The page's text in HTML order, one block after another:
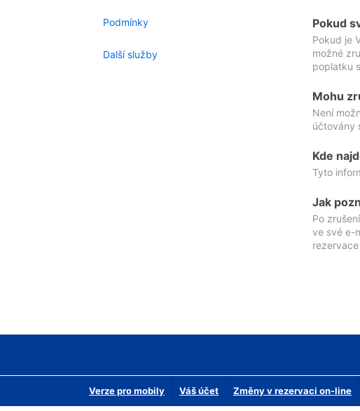
Podmínky
Další služby
Pokud
Pokud je
možné
poplatku
Mohu
Není
účtovány
Kde
Tyto
Jak
Po
ve své e-
Verze pro mobily Váš účet Změny v rezervaci on-line